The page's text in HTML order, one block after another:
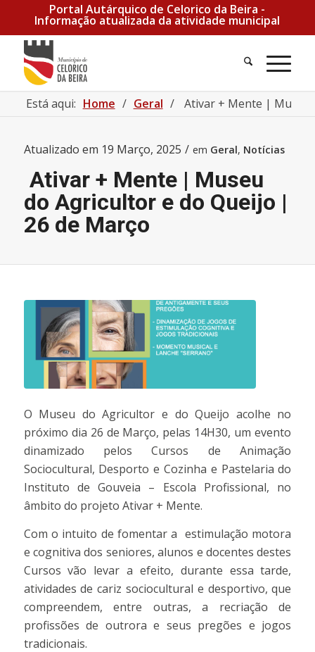
Portal Autárquico de Celorico da Beira -
Informação atualizada da atividade municipal
Está aqui: Home / Geral / Ativar + Mente | Museu
Atualizado em 19 Março, 2025 / em Geral, Notícias
Ativar + Mente | Museu
do Agricultor e do Queijo |
26 de Março
O Museu do Agricultor e do Queijo acolhe no
próximo dia 26 de Março, pelas 14H30, um evento
dinamizado pelos Cursos de Animação
Sociocultural, Desporto e Cozinha e Pastelaria do
Instituto de Gouveia – Escola Profissional, no
âmbito do projeto Ativar + Mente.
Com o intuito de fomentar a estimulação motora
e cognitiva dos seniores, alunos e docentes destes
Cursos vão levar a efeito, durante essa tarde,
atividades de cariz sociocultural e desportivo, que
compreendem, entre outras, a recriação de
profissões de outrora e seus pregões e jogos
tradicionais.